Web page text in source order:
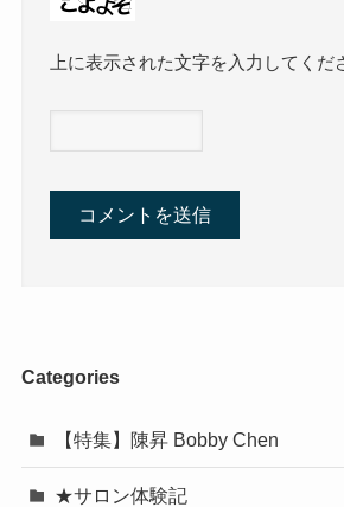
上に表示された文字を入力してくだ
Categories
【特集】陳昇 Bobby Chen
★サロン体験記